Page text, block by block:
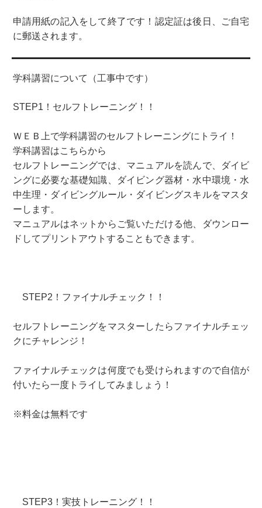
申請用紙の記入をして終了です！認定証は後日、ご自宅
に郵送されます。
学科講習について（工事中です）
STEP1！セルフトレーニング！！
ＷＥＢ上で学科講習のセルフトレーニングにトライ！
学科講習はこちらから
セルフトレーニングでは、マニュアルを読んで、ダイビ
ングに必要な基礎知識、ダイビング器材・水中環境・水
中生理・ダイビングルール・ダイビングスキルをマスタ
ーします。
マニュアルはネットからご覧いただける他、ダウンロー
ドしてプリントアウトすることもできます。
STEP2！ファイナルチェック！！
セルフトレーニングをマスターしたらファイナルチェッ
クにチャレンジ！
ファイナルチェックは何度でも受けられますので自信が
付いたら一度トライしてみましょう！
※料金は無料です
STEP3！実技トレーニング！！